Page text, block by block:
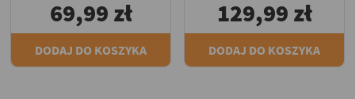
69,99 zł
DODAJ DO KOSZYKA
129,99 zł
DODAJ DO KOSZYKA